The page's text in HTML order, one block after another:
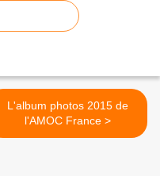
L'album photos 2015 de
l'AMOC France >